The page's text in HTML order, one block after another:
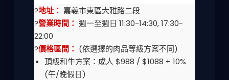
?地址： 嘉義市東區大雅路二段
?營業時間： 週一至週日 11:30-14:30, 17:30-
22:00
?價格區間： (依選擇的肉品等級方案不同)
頂級和牛方案：成人 $988 / $1088 + 10%
(午/晚假日)